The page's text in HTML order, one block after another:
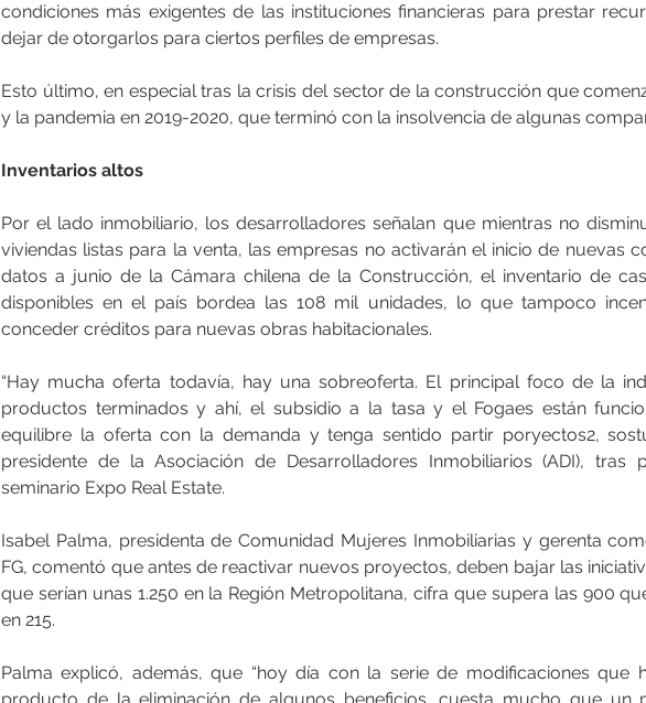
condiciones más exigentes de las instituciones financieras para prestar
dejar de otorgarlos para ciertos perfiles de empresas.
Esto último, en especial tras la crisis del sector de la construcción que
y la pandemia en 2019-2020, que terminó con la insolvencia de algunas
Inventarios altos
Por el lado inmobiliario, los desarrolladores señalan que mientras no
viviendas listas para la venta, las empresas no activarán el inicio de nuevas
datos a junio de la Cámara chilena de la Construcción, el inventario de
disponibles en el país bordea las 108 mil unidades, lo que tampoco
conceder créditos para nuevas obras habitacionales.
“Hay mucha oferta todavía, hay una sobreoferta. El principal foco de la
productos terminados y ahí, el subsidio a la tasa y el Fogaes están
equilibre la oferta con la demanda y tenga sentido partir poryectos2,
presidente de la Asociación de Desarrolladores Inmobiliarios (ADI), tras
seminario Expo Real Estate.
Isabel Palma, presidenta de Comunidad Mujeres Inmobiliarias y gerenta
FG, comentó que antes de reactivar nuevos proyectos, deben bajar las
que serían unas 1.250 en la Región Metropolitana, cifra que supera las 900
en 215.
Palma explicó, además, que “hoy día con la serie de modificaciones que